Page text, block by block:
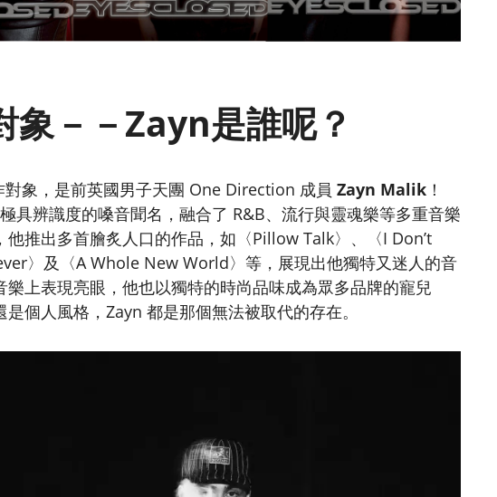
象－－Zayn是誰呢？
對象，是前英國男子天團 One Direction 成員 Zayn Malik ！
具辨識度的嗓音聞名，融合了 R&B、流行與靈魂樂等多重音樂
他推出多首膾炙人口的作品，如〈Pillow Talk〉、〈I Don’t
〉及〈A Whole New World〉等，展現出他獨特又迷人的音
樂上表現亮眼，他也以獨特的時尚品味成為眾多品牌的寵兒
個人風格，Zayn 都是那個無法被取代的存在。